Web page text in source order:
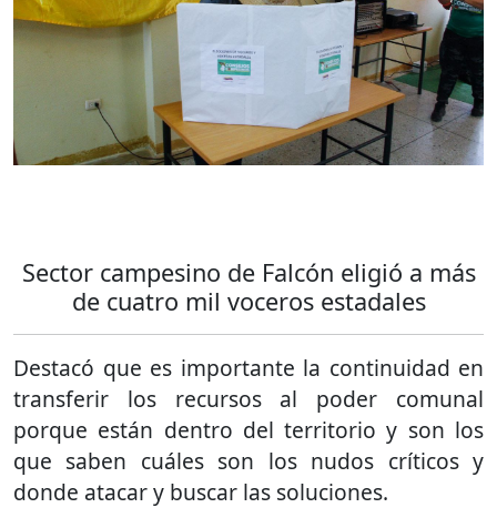
Sector campesino de Falcón eligió a más
de cuatro mil voceros estadales
Destacó que es importante la continuidad en
transferir los recursos al poder comunal
porque están dentro del territorio y son los
que saben cuáles son los nudos críticos y
donde atacar y buscar las soluciones.